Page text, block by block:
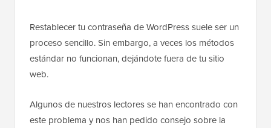
Restablecer tu contraseña de WordPress suele ser un
proceso sencillo. Sin embargo, a veces los métodos
estándar no funcionan, dejándote fuera de tu sitio
web.
Algunos de nuestros lectores se han encontrado con
este problema y nos han pedido consejo sobre la